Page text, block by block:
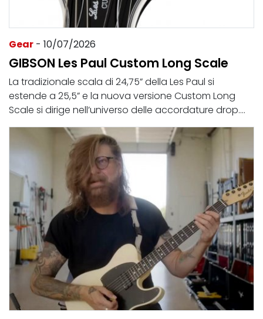
Gear - 10/07/2026
GIBSON Les Paul Custom Long Scale
La tradizionale scala di 24,75” della Les Paul si
estende a 25,5” e la nuova versione Custom Long
Scale si dirige nell’universo delle accordature drop....